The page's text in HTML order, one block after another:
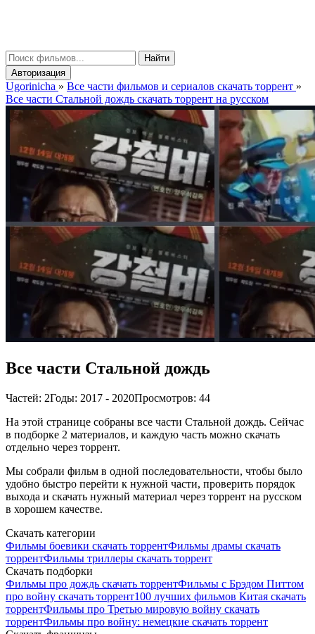
Найти
Авторизация
Ugorinicha » Все части фильмов и сериалов скачать торрент »
Все части Стальной дождь скачать торрент на русском
Все части Стальной дождь
Частей: 2Годы: 2017 - 2020Просмотров: 44
На этой странице собраны все части Стальной дождь. Сейчас
в подборке 2 материалов, и каждую часть можно скачать
отдельно через торрент.
Мы собрали фильм в одной последовательности, чтобы было
удобно быстро перейти к нужной части, проверить порядок
выхода и скачать нужный материал через торрент на русском
в хорошем качестве.
Скачать категории
Фильмы боевики скачать торрентФильмы драмы скачать
торрентФильмы триллеры скачать торрент
Скачать подборки
Фильмы про дождь скачать торрентФильмы с Брэдом Питтом
про войну скачать торрент100 лучших фильмов Китая скачать
торрентФильмы про Третью мировую войну скачать
торрентФильмы про войну: немецкие скачать торрент